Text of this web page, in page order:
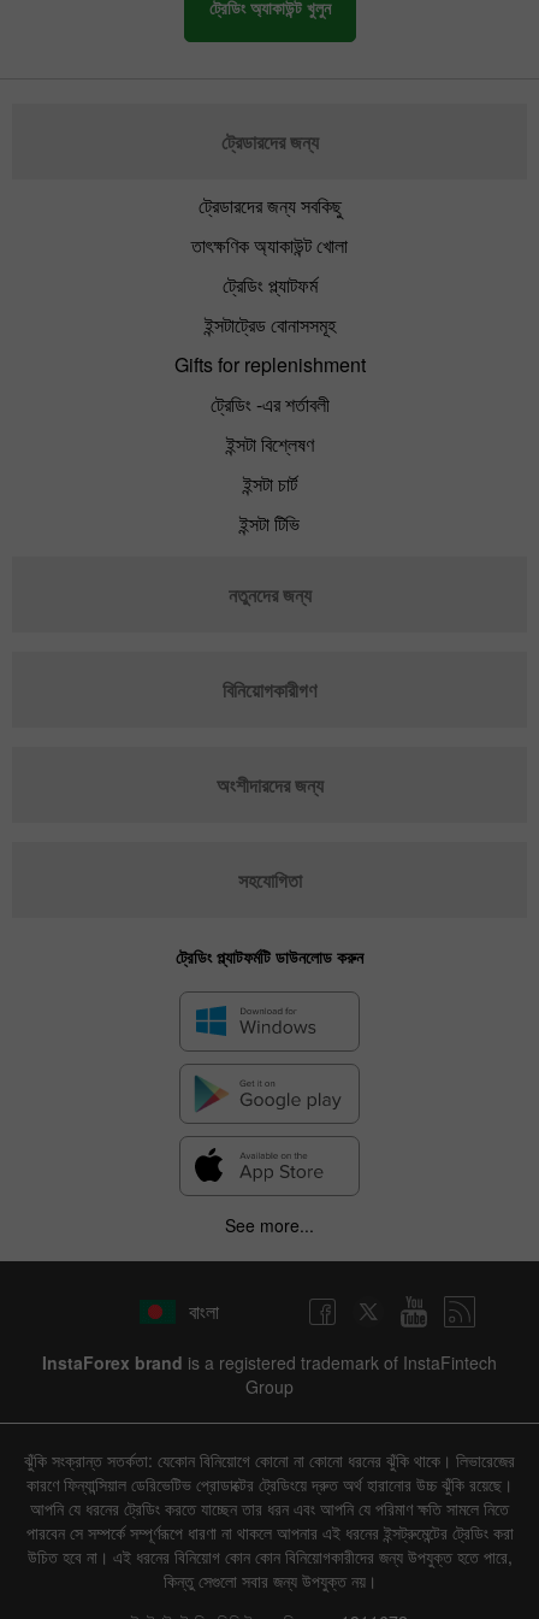
ট্রেডিং অ্যাকাউন্ট খুলুন
ট্রেডারদের জন্য
ট্রেডারদের জন্য সবকিছু
তাৎক্ষণিক অ্যাকাউন্ট খোলা
ট্রেডিং প্ল্যাটফর্ম
ইন্সটাট্রেড বোনাসসমূহ
Gifts for replenishment
ট্রেডিং -এর শর্তাবলী
ইন্সটা বিশ্লেষণ
ইন্সটা চার্ট
ইন্সটা টিভি
নতুনদের জন্য
বিনিয়োগকারীগণ
অংশীদারদের জন্য
সহযোগিতা
ট্রেডিং প্ল্যাটফর্মটি ডাউনলোড করুন
See more...
বাংলা
InstaForex brand is a registered trademark of InstaFintech
Group
ঝুঁকি সংক্রান্ত সতর্কতা: যেকোন বিনিয়োগে কোনো না কোনো ধরনের ঝুঁকি থাকে। লিভারেজের
কারণে ফিন্যান্সিয়াল ডেরিভেটিভ প্রোডাক্টের ট্রেডিংয়ে দ্রুত অর্থ হারানোর উচ্চ ঝুঁকি রয়েছে।
আপনি যে ধরনের ট্রেডিং করতে যাচ্ছেন তার ধরন এবং আপনি যে পরিমাণ ক্ষতি সামলে নিতে
পারবেন সে সম্পর্কে সম্পূর্ণরূপে ধারণা না থাকলে আপনার এই ধরনের ইন্সট্রুমেন্টের ট্রেডিং করা
উচিত হবে না। এই ধরনের বিনিয়োগ কোন কোন বিনিয়োগকারীদের জন্য উপযুক্ত হতে পারে,
কিন্তু সেগুলো সবার জন্য উপযুক্ত নয়।